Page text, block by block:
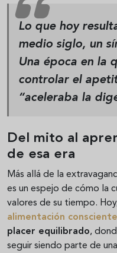
Lo que hoy
medio siglo, un
Una época en la
controlar el
“aceleraba la
Del mito al
de esa era
Más allá de la
es un espejo de cómo la
valores de su tiempo.
alimentación consciente
placer equilibrado,
seguir siendo parte de